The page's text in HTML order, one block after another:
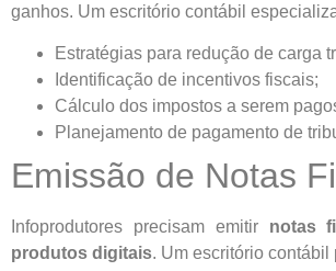
ganhos. Um escritório contábil
Estratégias para redução de carga
Identificação de incentivos fiscais;
Cálculo dos impostos a serem
Planejamento de pagamento de
Emissão de Notas
Infoprodutores precisam emitir notas
produtos digitais. Um escritório contábil